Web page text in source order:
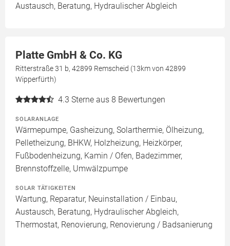
Austausch, Beratung, Hydraulischer Abgleich
Platte GmbH & Co. KG
Ritterstraße 31 b, 42899 Remscheid (13km von 42899
Wipperfürth)
4.3 Sterne aus 8 Bewertungen
SOLARANLAGE
Wärmepumpe, Gasheizung, Solarthermie, Ölheizung,
Pelletheizung, BHKW, Holzheizung, Heizkörper,
Fußbodenheizung, Kamin / Ofen, Badezimmer,
Brennstoffzelle, Umwälzpumpe
SOLAR TÄTIGKEITEN
Wartung, Reparatur, Neuinstallation / Einbau,
Austausch, Beratung, Hydraulischer Abgleich,
Thermostat, Renovierung, Renovierung / Badsanierung